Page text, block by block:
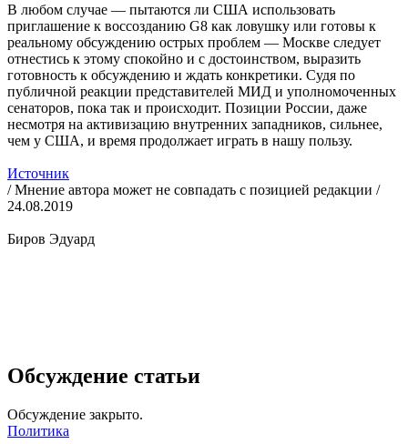
В любом случае — пытаются ли США использовать
приглашение к воссозданию G8 как ловушку или готовы к
реальному обсуждению острых проблем — Москве следует
отнестись к этому спокойно и с достоинством, выразить
готовность к обсуждению и ждать конкретики. Судя по
публичной реакции представителей МИД и уполномоченных
сенаторов, пока так и происходит. Позиции России, даже
несмотря на активизацию внутренних западников, сильнее,
чем у США, и время продолжает играть в нашу пользу.
Источник
/ Мнение автора может не совпадать с позицией редакции /
24.08.2019
Биров Эдуард
Обсуждение статьи
Обсуждение закрыто.
Политика